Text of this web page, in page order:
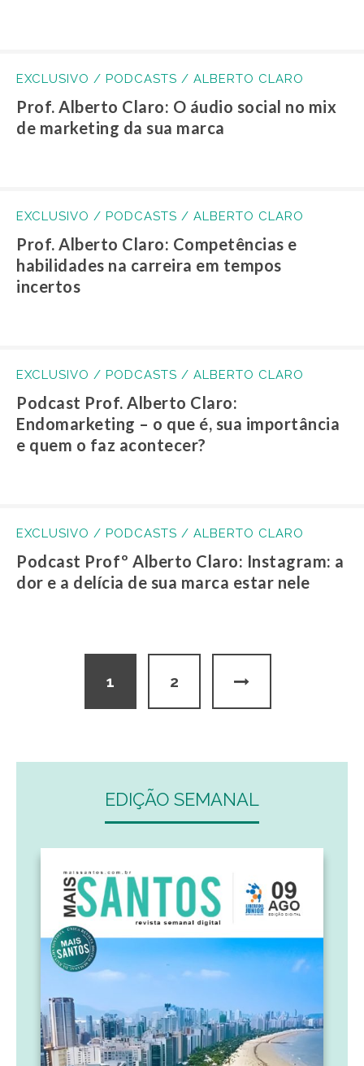
EXCLUSIVO / PODCASTS / ALBERTO CLARO
Prof. Alberto Claro: O áudio social no mix
de marketing da sua marca
EXCLUSIVO / PODCASTS / ALBERTO CLARO
Prof. Alberto Claro: Competências e
habilidades na carreira em tempos
incertos
EXCLUSIVO / PODCASTS / ALBERTO CLARO
Podcast Prof. Alberto Claro:
Endomarketing – o que é, sua importância
e quem o faz acontecer?
EXCLUSIVO / PODCASTS / ALBERTO CLARO
Podcast Profº Alberto Claro: Instagram: a
dor e a delícia de sua marca estar nele
1 2
EDIÇÃO SEMANAL